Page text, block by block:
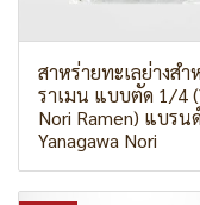
สาหร่ายทะเลย่างสำ
ราเมน แบบตัด 1/4
Nori Ramen) แบรนด์
Yanagawa Nori